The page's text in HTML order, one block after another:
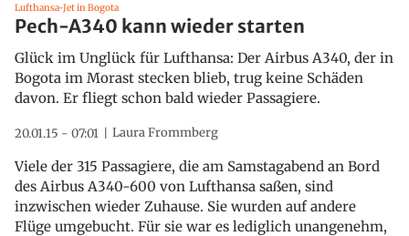
Lufthansa-Jet in Bogota
Pech-A340 kann wieder starten
Glück im Unglück für Lufthansa: Der Airbus A340, der in
Bogota im Morast stecken blieb, trug keine Schäden
davon. Er fliegt schon bald wieder Passagiere.
20.01.15 - 07:01 Laura Frommberg
Viele der 315 Passagiere, die am Samstagabend an Bord
des Airbus A340-600 von Lufthansa saßen, sind
inzwischen wieder Zuhause. Sie wurden auf andere
Flüge umgebucht. Für sie war es lediglich unangenehm,